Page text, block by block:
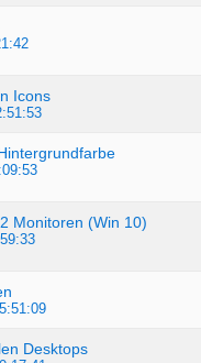
Icons
Monitoren (Win 10)
Desktops